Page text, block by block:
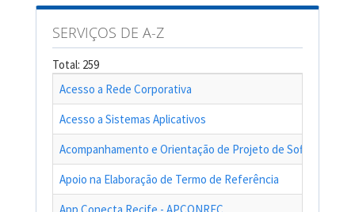
SERVIÇOS DE A-Z
Total: 259
Acesso a Rede Corporativa
Acesso a Sistemas Aplicativos
Acompanhamento e Orientação de Projeto de Software
Apoio na Elaboração de Termo de Referência